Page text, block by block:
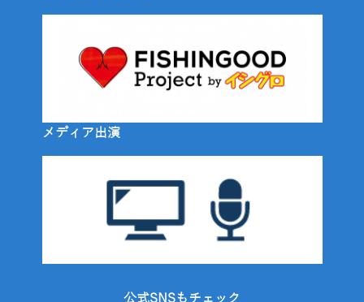
メディア出演
公式SNSもチェック